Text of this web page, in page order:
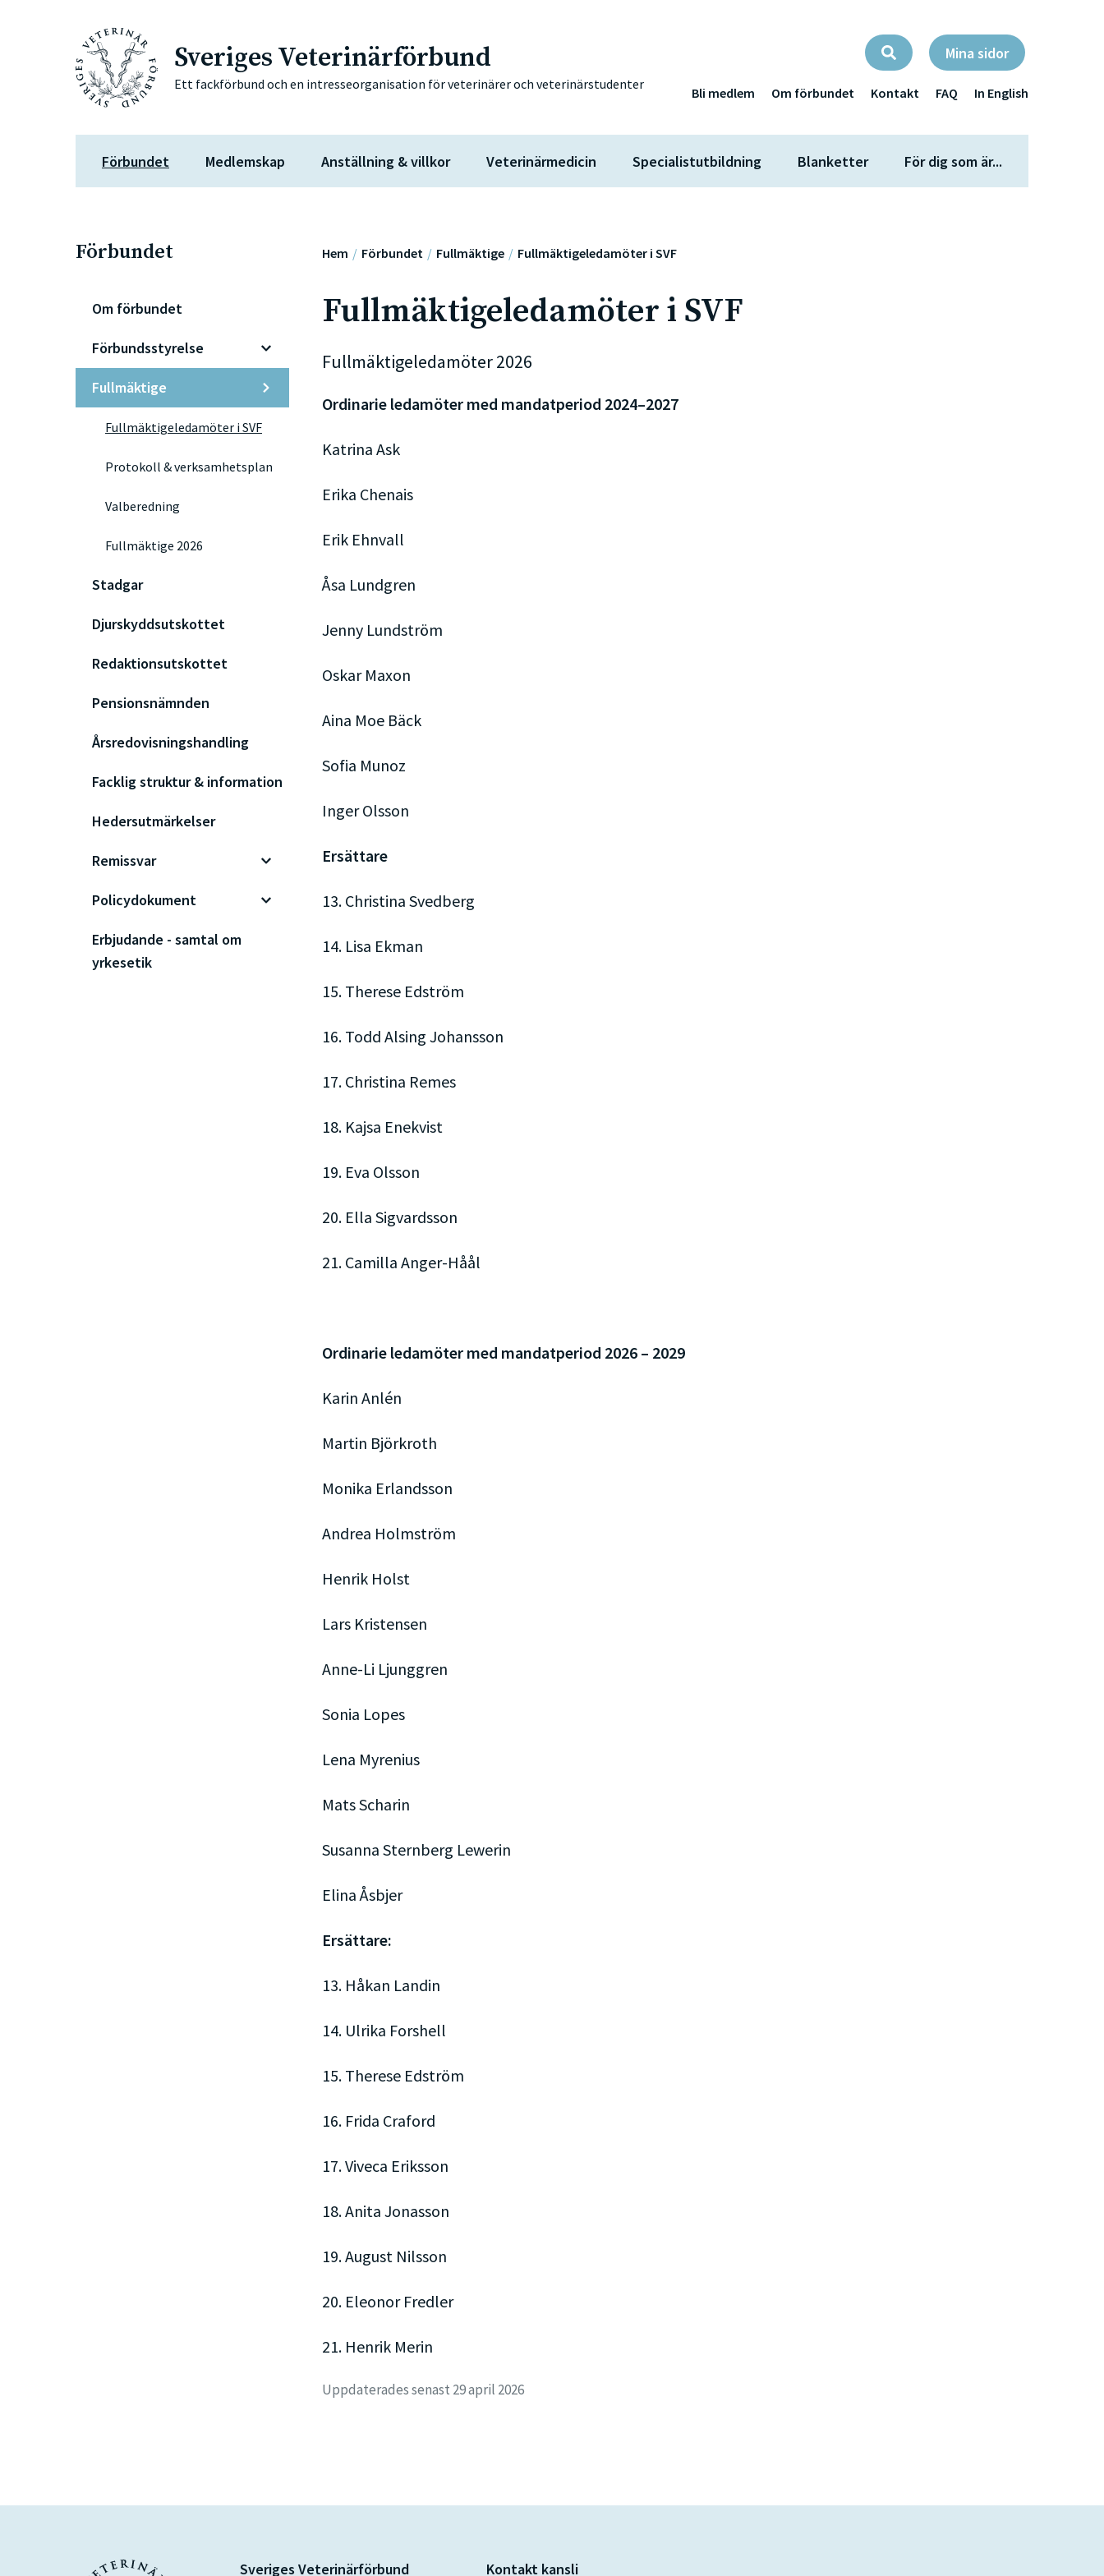
Sveriges Veterinärförbund
Ett fackförbund och en intresseorganisation för veterinärer och veterinärstudenter
Mina sidor
Bli medlem Om förbundet Kontakt FAQ In English
Förbundet Medlemskap Anställning & villkor Veterinärmedicin Specialistutbildning Blanketter För dig som är...
Förbundet
Om förbundet
Förbundsstyrelse
Fullmäktige
Fullmäktigeledamöter i SVF
Protokoll & verksamhetsplan
Valberedning
Fullmäktige 2026
Stadgar
Djurskyddsutskottet
Redaktionsutskottet
Pensionsnämnden
Årsredovisningshandling
Facklig struktur & information
Hedersutmärkelser
Remissvar
Policydokument
Erbjudande - samtal om
yrkesetik
Hem Förbundet Fullmäktige Fullmäktigeledamöter i SVF
Fullmäktigeledamöter i SVF
Fullmäktigeledamöter 2026
Ordinarie ledamöter med mandatperiod 2024–2027
Katrina Ask
Erika Chenais
Erik Ehnvall
Åsa Lundgren
Jenny Lundström
Oskar Maxon
Aina Moe Bäck
Sofia Munoz
Inger Olsson
Ersättare
13. Christina Svedberg
14. Lisa Ekman
15. Therese Edström
16. Todd Alsing Johansson
17. Christina Remes
18. Kajsa Enekvist
19. Eva Olsson
20. Ella Sigvardsson
21. Camilla Anger-Håål
Ordinarie ledamöter med mandatperiod 2026 – 2029
Karin Anlén
Martin Björkroth
Monika Erlandsson
Andrea Holmström
Henrik Holst
Lars Kristensen
Anne-Li Ljunggren
Sonia Lopes
Lena Myrenius
Mats Scharin
Susanna Sternberg Lewerin
Elina Åsbjer
Ersättare:
13. Håkan Landin
14. Ulrika Forshell
15. Therese Edström
16. Frida Craford
17. Viveca Eriksson
18. Anita Jonasson
19. August Nilsson
20. Eleonor Fredler
21. Henrik Merin
Uppdaterades senast 29 april 2026
Sveriges Veterinärförbund Kontakt kansli